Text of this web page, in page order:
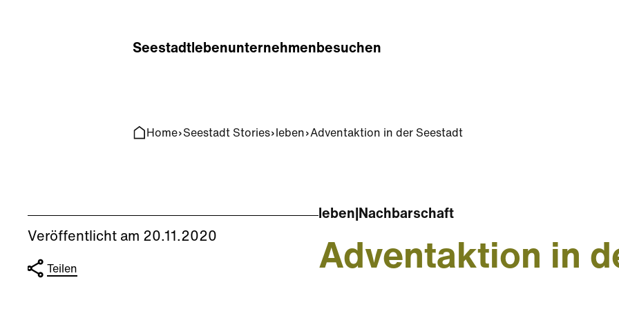
Seestadtlebenunternehmenbesuchen
Home Seestadt Stories leben Adventaktion in der Seestadt
Veröffentlicht am 20.11.2020
Teilen
leben Nachbarschaft
Adventaktion in